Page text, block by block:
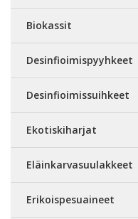
Biokassit
Desinfioimispyyhkeet
Desinfioimissuihkeet
Ekotiskiharjat
Eläinkarvasuulakkeet
Erikoispesuaineet